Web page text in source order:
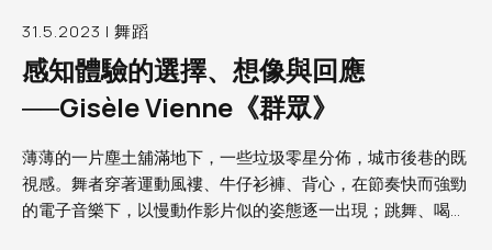
31.5.2023 | 舞蹈
感知體驗的選擇、想像與回應
──Gisèle Vienne《群眾》
薄薄的一片塵土舖滿地下，一些垃圾零星分佈，城市後巷的既
視感。舞者穿著運動風褸、牛仔衫褲、背心，在節奏快而強勁
的電子音樂下，以慢動作影片似的姿態逐一出現；跳舞、喝